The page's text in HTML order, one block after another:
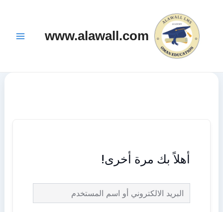
المحتوى
www.alawall.com
أهلاً بك مرة أخرى!